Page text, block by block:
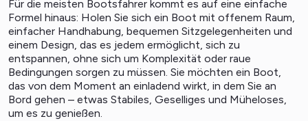
Für die meisten Bootsfahrer kommt es auf eine einfache
Formel hinaus: Holen Sie sich ein Boot mit offenem Raum,
einfacher Handhabung, bequemen Sitzgelegenheiten und
einem Design, das es jedem ermöglicht, sich zu
entspannen, ohne sich um Komplexität oder raue
Bedingungen sorgen zu müssen. Sie möchten ein Boot,
das von dem Moment an einladend wirkt, in dem Sie an
Bord gehen – etwas Stabiles, Geselliges und Müheloses,
um es zu genießen.